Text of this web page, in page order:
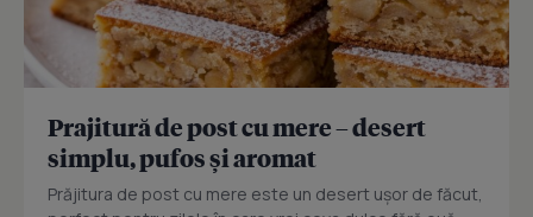
Prajitură de post cu mere – desert
simplu, pufos și aromat
Prăjitura de post cu mere este un desert ușor de făcut,